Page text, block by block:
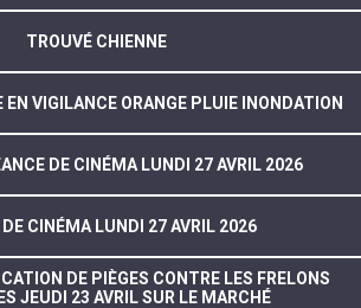
TROUVÉ CHIENNE
EN VIGILANCE ORANGE PLUIE INONDATION
DE CINÉMA LUNDI 27 AVRIL 2026
DE CINÉMA LUNDI 27 AVRIL 2026
DE PIÈGES CONTRE LES FRELONS
JEUDI 23 AVRIL SUR LE MARCHÉ